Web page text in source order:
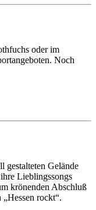
oder im
Noch
gestalteten Gelände
Lieblingssongs
krönenden Abschluß
rockt“.